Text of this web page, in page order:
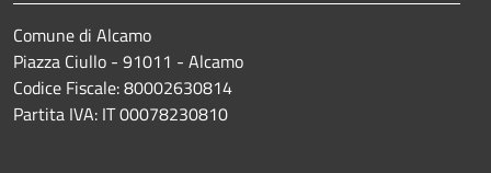
Comune di Alcamo
Piazza Ciullo - 91011 - Alcamo
Codice Fiscale: 80002630814
Partita IVA: IT 00078230810